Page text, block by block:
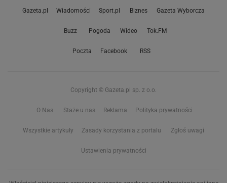
Gazeta.pl Wiadomości Sport.pl Biznes Gazeta Wyborcza
Buzz Pogoda Wideo Tok.FM
Poczta Facebook RSS
Copyright © Gazeta.pl sp. z o.o.
O Nas Staże u nas Reklama Polityka prywatności
Wszystkie artykuły Zasady korzystania z portalu Zgłoś uwagi
Ustawienia prywatności